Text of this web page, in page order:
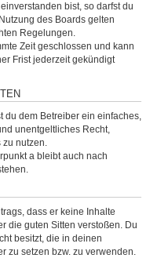
bist, so darfst du
des Boards gelten
Regelungen.
Zeit geschlossen und kann
Frist jederzeit gekündigt
du dem Betreiber ein einfaches,
unentgeltliches Recht,
nutzen.
a bleibt auch nach
dass er keine Inhalte
die guten Sitten verstoßen. Du
besitzt, die in deinen
zu setzen bzw. zu verwenden.